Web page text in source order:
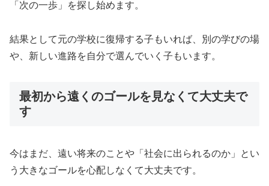
「次の一歩」を探し始めます。
結果として元の学校に復帰する子もいれば、別の学びの場
や、新しい進路を自分で選んでいく子もいます。
最初から遠くのゴールを見なくて大丈夫で
す
今はまだ、遠い将来のことや「社会に出られるのか」とい
う大きなゴールを心配しなくて大丈夫です。